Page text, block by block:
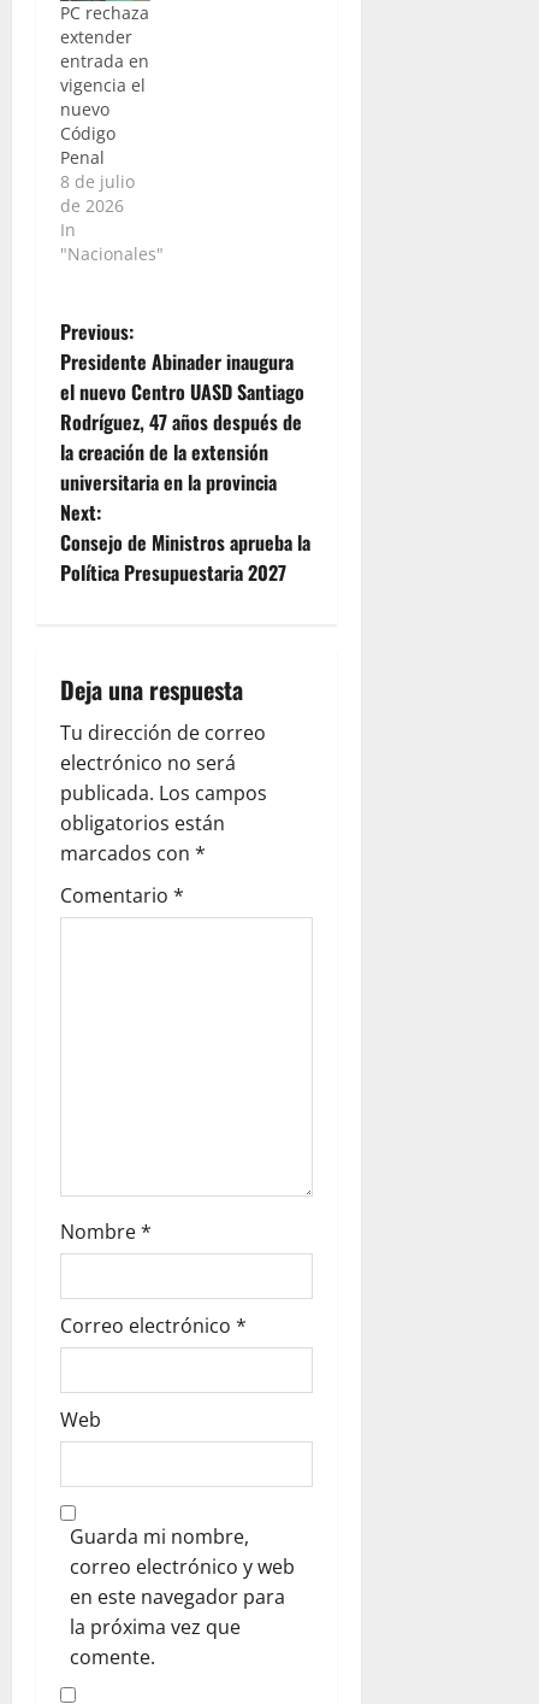
PC rechaza
extender
entrada en
vigencia el
nuevo
Código
Penal
8 de julio
de 2026
In
"Nacionales"
P
o
s
t
n
a
i
g
a
t
i
Previous:
Presidente Abinader inaugura
el nuevo Centro UASD Santiago
Rodríguez, 47 años después de
la creación de la extensión
universitaria en la provincia
Next:
Consejo de Ministros aprueba la
Política Presupuestaria 2027
Deja una respuesta
Tu dirección de correo
electrónico no será
publicada. Los campos
obligatorios están
marcados con *
Comentario *
Nombre*
Correo electrónico *
Web
Guarda mi nombre,
correo electrónico y web
en este navegador para
la próxima vez que
comente.